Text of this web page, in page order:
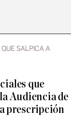
SALPICA A
que
Audiencia de
prescripción